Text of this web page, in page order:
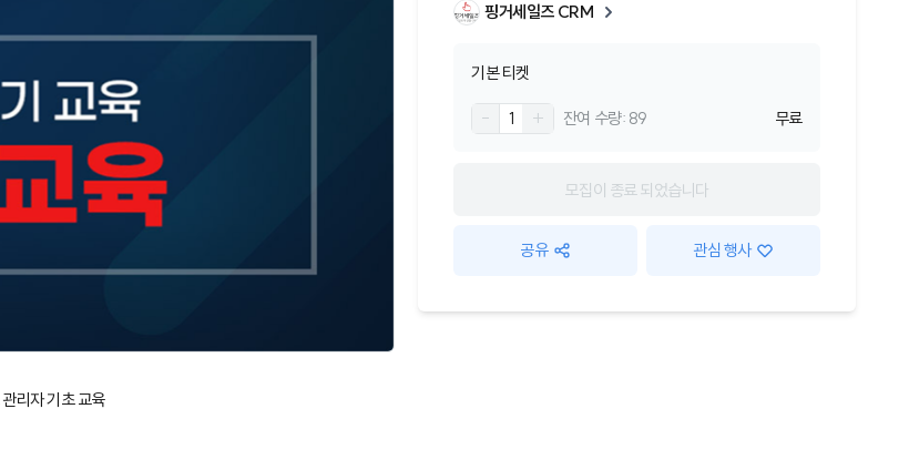
리자 기초 교육
핑거세일즈 CRM
기본 티켓
- 1 + 잔여 수량: 89 무료
모집이 종료 되었습니다
공유 관심 행사